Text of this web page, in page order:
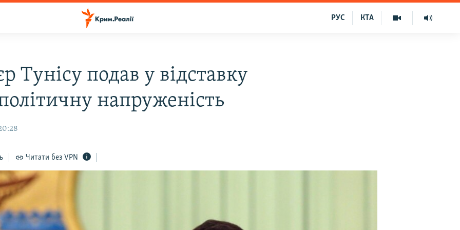
КТА
РУС
Тунісу подав у відставку
напруженість
Читати без VPN